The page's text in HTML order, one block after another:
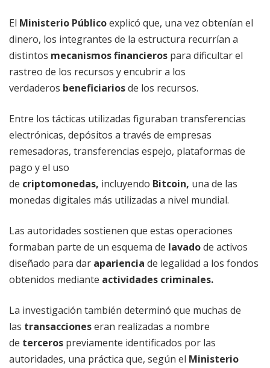
El Ministerio Públicoexplicó que, una vez obtenían el
dinero, los integrantes de la estructura recurrían a
distintos mecanismosfinancieros para dificultar el
rastreo de los recursos y encubrir a los
verdaderos beneficiariosde los recursos.
Entre los tácticas utilizadas figuraban transferencias
electrónicas, depósitos a través de empresas
remesadoras, transferencias espejo, plataformas de
pago y el uso
de criptomonedas, incluyendo Bitcoin, una de las
monedas digitales más utilizadas a nivel mundial.
Las autoridades sostienen que estas operaciones
formaban parte de un esquema de lavadode activos
diseñado para dar apariencia de legalidad a los fondos
obtenidos mediante actividades criminales.
La investigación también determinó que muchas de
las transaccioneseran realizadas a nombre
de terceros previamente identificados por las
autoridades, una práctica que, según el Ministerio